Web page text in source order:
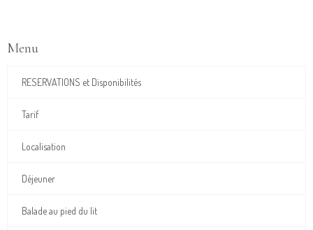
Menu
RESERVATIONS et Disponibilités
Tarif
Localisation
Déjeuner
Balade au pied du lit